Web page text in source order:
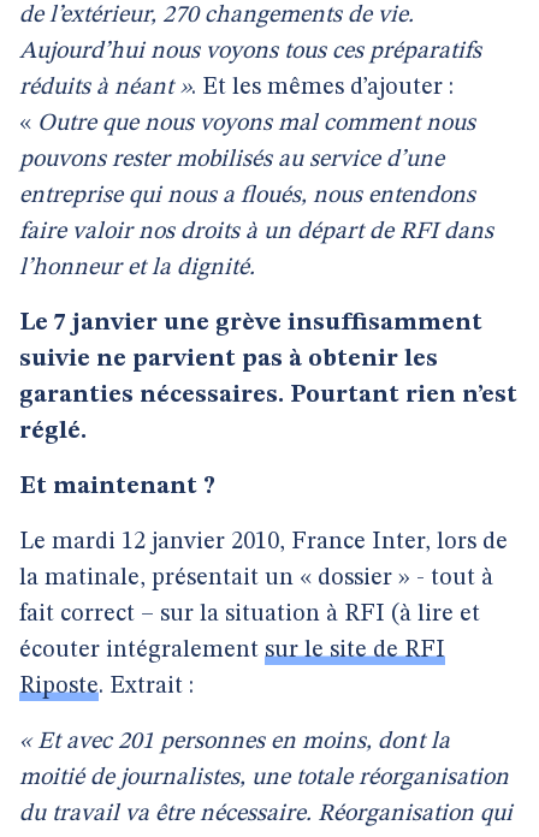
de l’extérieur, 270 changements de vie.
Aujourd’hui nous voyons tous ces préparatifs
réduits à néant ». Et les mêmes d’ajouter :
« Outre que nous voyons mal comment nous
pouvons rester mobilisés au service d’une
entreprise qui nous a floués, nous entendons
faire valoir nos droits à un départ de RFI dans
l’honneur et la dignité.
Le 7 janvier une grève insuffisamment
suivie ne parvient pas à obtenir les
garanties nécessaires. Pourtant rien n’est
réglé.
Et maintenant ?
Le mardi 12 janvier 2010, France Inter, lors de
la matinale, présentait un « dossier » - tout à
fait correct – sur la situation à RFI (à lire et
écouter intégralement sur le site de RFI
Riposte. Extrait :
« Et avec 201 personnes en moins, dont la
moitié de journalistes, une totale réorganisation
du travail va être nécessaire. Réorganisation qui